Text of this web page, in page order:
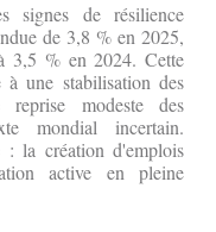
signes de résilience
de 3,8 % en 2025,
3,5 % en 2024. Cette
une stabilisation des
modeste des
mondial incertain.
: la création d'emplois
active en pleine